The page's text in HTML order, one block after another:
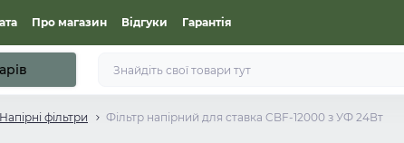
Про магазин Відгуки Гарантія
Напірні фільтри Фільтр напірний для ставка CBF-12000 з УФ 24Вт